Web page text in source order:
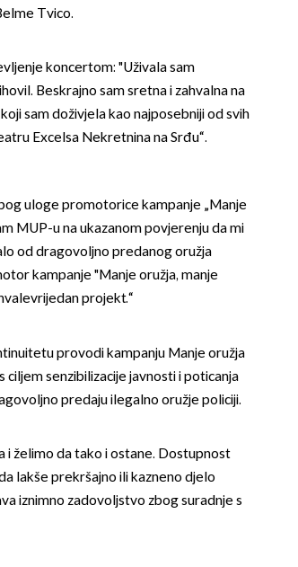
Tvico.
koncertom: "Uživala sam
Beskrajno sam sretna i zahvalna na
sam doživjela kao najposebniji od svih
Excelsa Nekretnina na Srđu“.
uloge promotorice kampanje „Manje
MUP-u na ukazanom povjerenju da mi
od dragovoljno predanog oružja
kampanje "Manje oružja, manje
projekt.“
provodi kampanju Manje oružja
senzibilizacije javnosti i poticanja
predaju ilegalno oružje policiji.
i želimo da tako i ostane. Dostupnost
lakše prekršajno ili kazneno djelo
iznimno zadovoljstvo zbog suradnje s